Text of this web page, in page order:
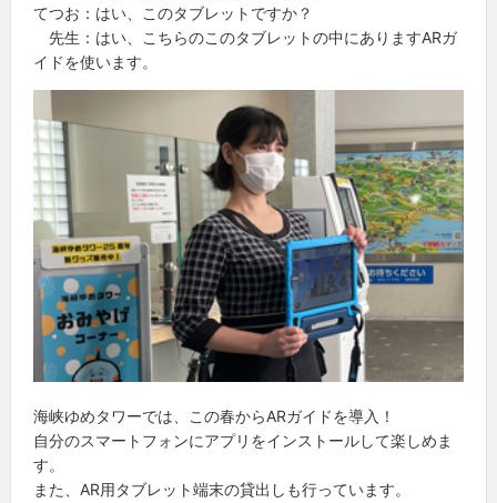
てつお：はい、このタブレットですか？
先生：はい、こちらのこのタブレットの中にありますARガ
イドを使います。
海峡ゆめタワーでは、この春からARガイドを導入！
自分のスマートフォンにアプリをインストールして楽しめま
す。
また、AR用タブレット端末の貸出しも行っています。